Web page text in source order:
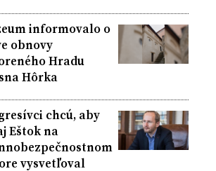
informovalo o
obnovy
Hradu
Hôrka
chcú, aby
Eštok na
vysvetľoval